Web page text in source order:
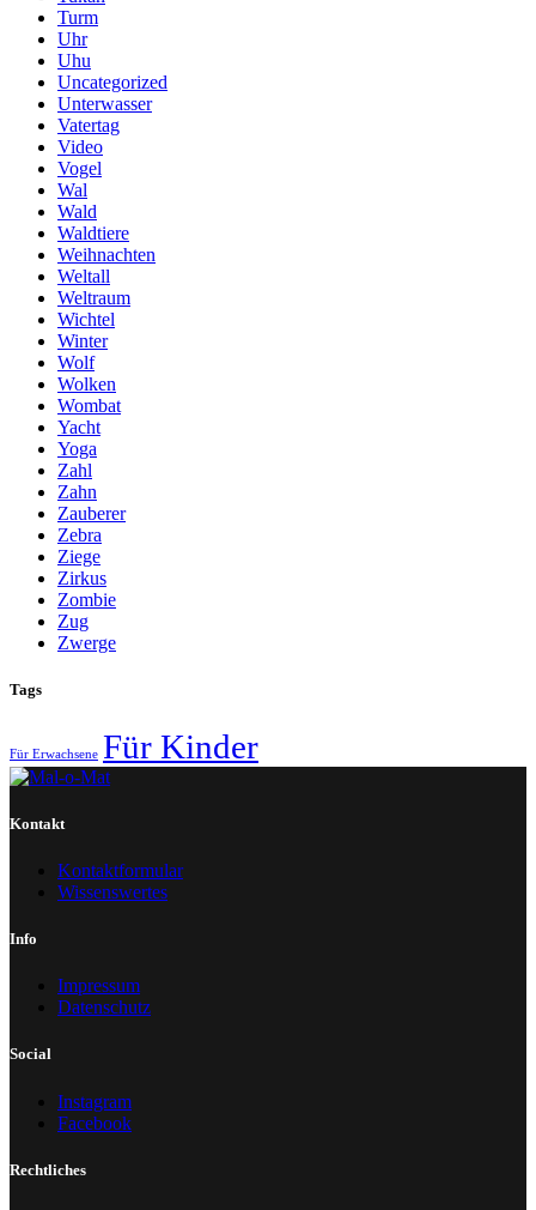
Turm
Uhr
Uhu
Uncategorized
Unterwasser
Vatertag
Video
Vogel
Wal
Wald
Waldtiere
Weihnachten
Weltall
Weltraum
Wichtel
Winter
Wolf
Wolken
Wombat
Yacht
Yoga
Zahl
Zahn
Zauberer
Zebra
Ziege
Zirkus
Zombie
Zug
Zwerge
Tags
Für Erwachsene Für Kinder
Kontakt
Kontaktformular
Wissenswertes
Info
Impressum
Datenschutz
Social
Instagram
Facebook
Rechtliches